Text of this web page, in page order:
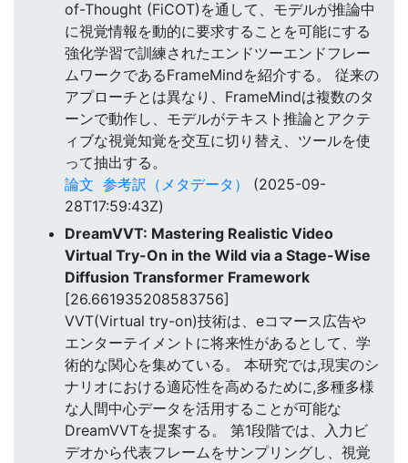
of-Thought (FiCOT)を通して、モデルが推論中
に視覚情報を動的に要求することを可能にする
強化学習で訓練されたエンドツーエンドフレー
ムワークであるFrameMindを紹介する。 従来の
アプローチとは異なり、FrameMindは複数のタ
ーンで動作し、モデルがテキスト推論とアクテ
ィブな視覚知覚を交互に切り替え、ツールを使
って抽出する。
論文 参考訳（メタデータ）
(2025-09-
28T17:59:43Z)
DreamVVT: Mastering Realistic Video
Virtual Try-On in the Wild via a Stage-Wise
Diffusion Transformer Framework
[26.661935208583756]
VVT(Virtual try-on)技術は、eコマース広告や
エンターテイメントに将来性があるとして、学
術的な関心を集めている。 本研究では,現実のシ
ナリオにおける適応性を高めるために,多種多様
な人間中心データを活用することが可能な
DreamVVTを提案する。 第1段階では、入力ビ
デオから代表フレームをサンプリングし、視覚